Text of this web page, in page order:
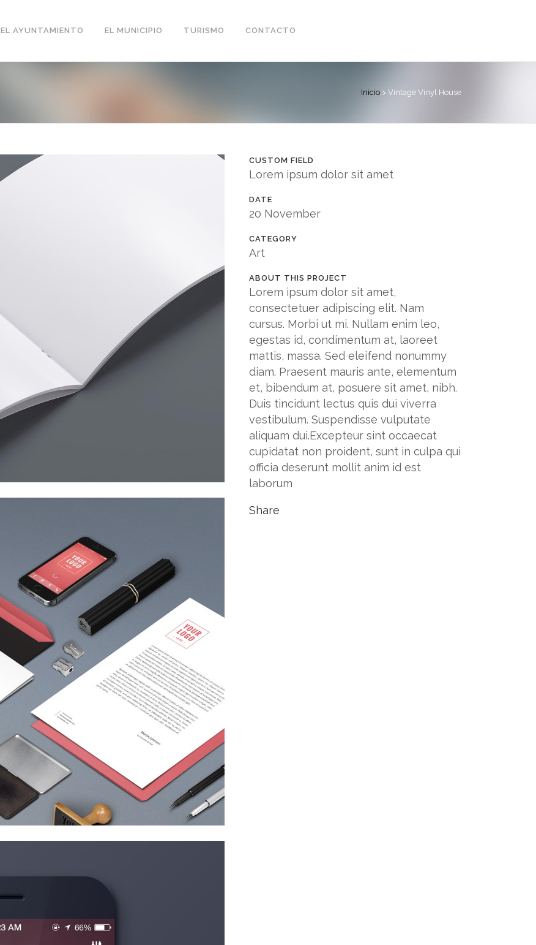
EL AYUNTAMIENTO EL MUNICIPIO TURISMO CONTACTO
Inicio > Vintage Vinyl House
CUSTOM FIELD
Lorem ipsum dolor sit amet
DATE
20 November
CATEGORY
Art
ABOUT THIS PROJECT
Lorem ipsum dolor sit amet,
consectetuer adipiscing elit. Nam
cursus. Morbi ut mi. Nullam enim leo,
egestas id, condimentum at, laoreet
mattis, massa. Sed eleifend nonummy
diam. Praesent mauris ante, elementum
et, bibendum at, posuere sit amet, nibh.
Duis tincidunt lectus quis dui viverra
vestibulum. Suspendisse vulputate
aliquam dui.Excepteur sint occaecat
cupidatat non proident, sunt in culpa qui
officia deserunt mollit anim id est
laborum
Share